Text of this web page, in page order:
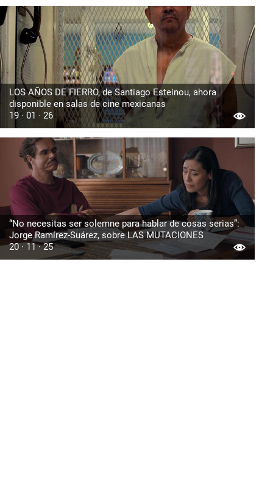
LOS AÑOS DE FIERRO, de Santiago Esteinou, ahora
disponible en salas de cine mexicanas
19 · 01 · 26
“No necesitas ser solemne para hablar de cosas serias”:
Jorge Ramírez-Suárez, sobre LAS MUTACIONES
20 · 11 · 25